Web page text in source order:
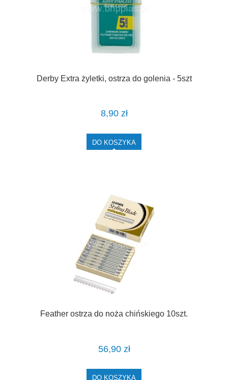
Derby Extra żyletki, ostrza do golenia - 5szt
8,90 zł
DO KOSZYKA
Feather ostrza do noża chińskiego 10szt.
56,90 zł
DO KOSZYKA